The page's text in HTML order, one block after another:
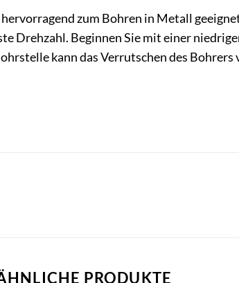
zum Bohren in Metall
Drehzahl. Beginnen Sie mit einer
kann das Verrutschen des
PRODUKTE